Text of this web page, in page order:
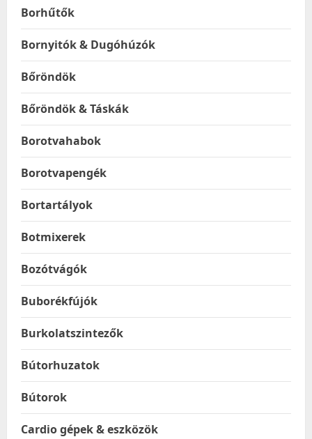
Borhűtők
Bornyitók & Dugóhúzók
Bőröndök
Bőröndök & Táskák
Borotvahabok
Borotvapengék
Bortartályok
Botmixerek
Bozótvágók
Buborékfújók
Burkolatszintezők
Bútorhuzatok
Bútorok
Cardio gépek & eszközök